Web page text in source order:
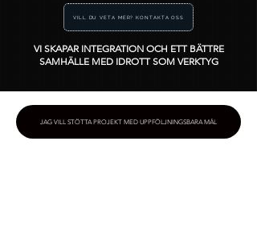
VILL DU VETA MER? KONTAKTA OSS
VI SKAPAR INTEGRATION OCH ETT BÄTTRE
SAMHÄLLE MED IDROTT SOM VERKTYG
JAG VILL STÖTTA PROJEKT MED UPPFÖLJNINGSBARA MÅL